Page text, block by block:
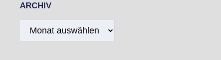
ARCHIV
Archiv